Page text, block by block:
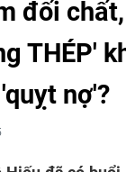
đối
THÉP'
nợ'?